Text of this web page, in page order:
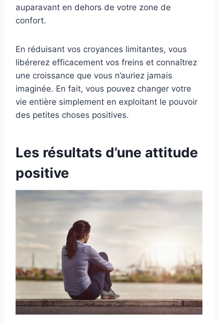
auparavant en dehors de votre zone de
confort.
En réduisant vos croyances limitantes, vous
libérerez efficacement vos freins et connaîtrez
une croissance que vous n’auriez jamais
imaginée. En fait, vous pouvez changer votre
vie entière simplement en exploitant le pouvoir
des petites choses positives.
Les résultats d’une attitude
positive